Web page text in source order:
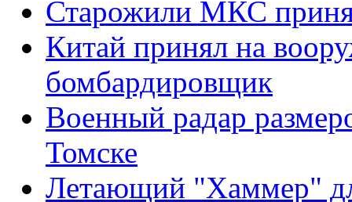
Старожили МКС
Китай принял на
бомбардировщик
Военный радар
Томске
Летающий "Хаммер"